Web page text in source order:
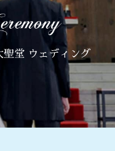
堂 ウェディング